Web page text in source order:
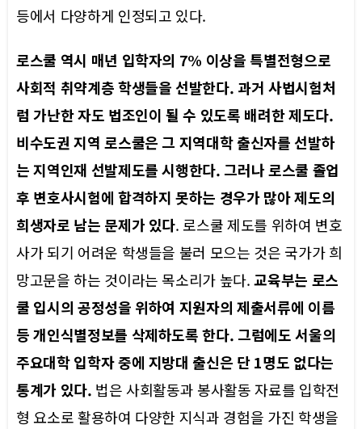
등에서 다양하게 인정되고 있다.
로스쿨 역시 매년 입학자의 7% 이상을 특별전형으로
사회적 취약계층 학생들을 선발한다. 과거 사법시험처
럼 가난한 자도 법조인이 될 수 있도록 배려한 제도다.
비수도권 지역 로스쿨은 그 지역대학 출신자를 선발하
는 지역인재 선발제도를 시행한다. 그러나 로스쿨 졸업
후 변호사시험에 합격하지 못하는 경우가 많아 제도의
희생자로 남는 문제가 있다. 로스쿨 제도를 위하여 변호
사가 되기 어려운 학생들을 불러 모으는 것은 국가가 희
망고문을 하는 것이라는 목소리가 높다. 교육부는 로스
쿨 입시의 공정성을 위하여 지원자의 제출서류에 이름
등 개인식별정보를 삭제하도록 한다. 그럼에도 서울의
주요대학 입학자 중에 지방대 출신은 단 1명도 없다는
통계가 있다. 법은 사회활동과 봉사활동 자료를 입학전
형 요소로 활용하여 다양한 지식과 경험을 가진 학생을